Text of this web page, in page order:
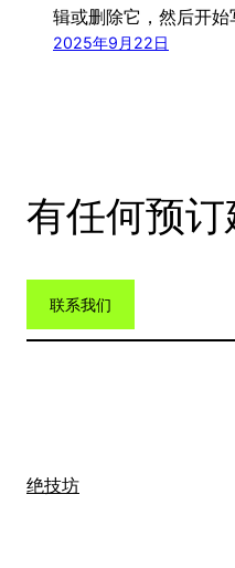
辑或删除它，然后开始
2025年9月22日
有任何预订
联系我们
绝技坊